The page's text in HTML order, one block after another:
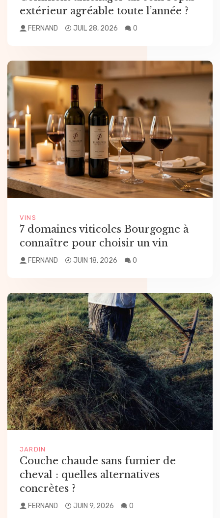
extérieur agréable toute l’année ?
FERNAND JUIL 28, 2026 0
VINS
7 domaines viticoles Bourgogne à
connaître pour choisir un vin
FERNAND JUIN 18, 2026 0
JARDIN
Couche chaude sans fumier de
cheval : quelles alternatives
concrètes ?
FERNAND JUIN 9, 2026 0